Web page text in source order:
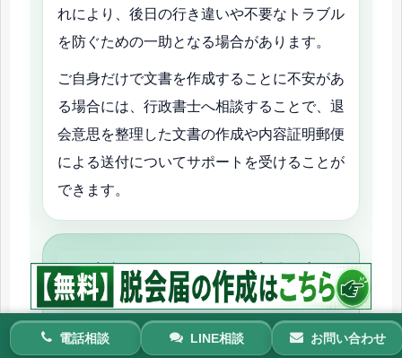
れにより、後日の行き違いや不要なトラブル
を防ぐための一助となる場合があります。
ご自身だけで文書を作成することに不安があ
る場合には、行政書士へ相談することで、退
会意思を整理した文書の作成や内容証明郵便
による送付についてサポートを受けることが
できます。
内容証明郵便による脱会通知書
の作成・送付サポート
大倉行政書士事務所では、宗教団体への退会
電話相談 LINE相談 お問い合わせ